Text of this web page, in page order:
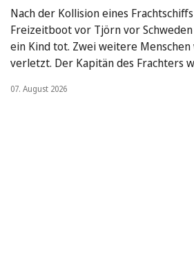
Nach der Kollision eines
Freizeitboot vor Tjörn vor
ein Kind tot. Zwei weitere
verletzt. Der Kapitän des Frachters
07. August 2026